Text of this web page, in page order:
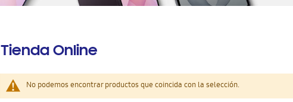
Tienda Online
No podemos encontrar productos que coincida con la selección.